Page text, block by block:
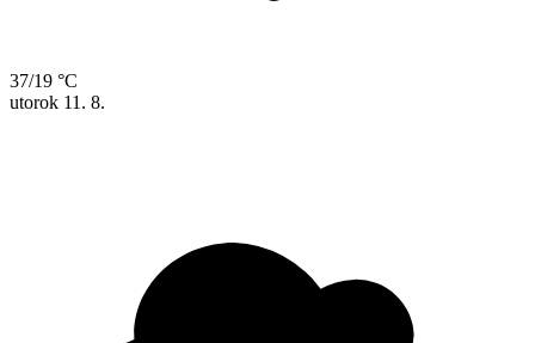
37/19 °C
utorok 11. 8.